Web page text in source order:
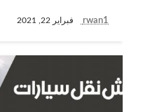
rwan1 فبراير 22, 2021